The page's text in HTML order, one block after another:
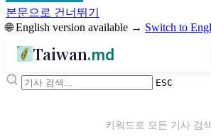
본문으로 건너뛰기
🌐 English version available → Switch to
Taiwan.md
ESC
키워드로 모든 기사 검색